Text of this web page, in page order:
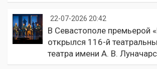
22-07-2026 20:42
В Севастополе премьерой
открылся 116-й
театра имени А. В.